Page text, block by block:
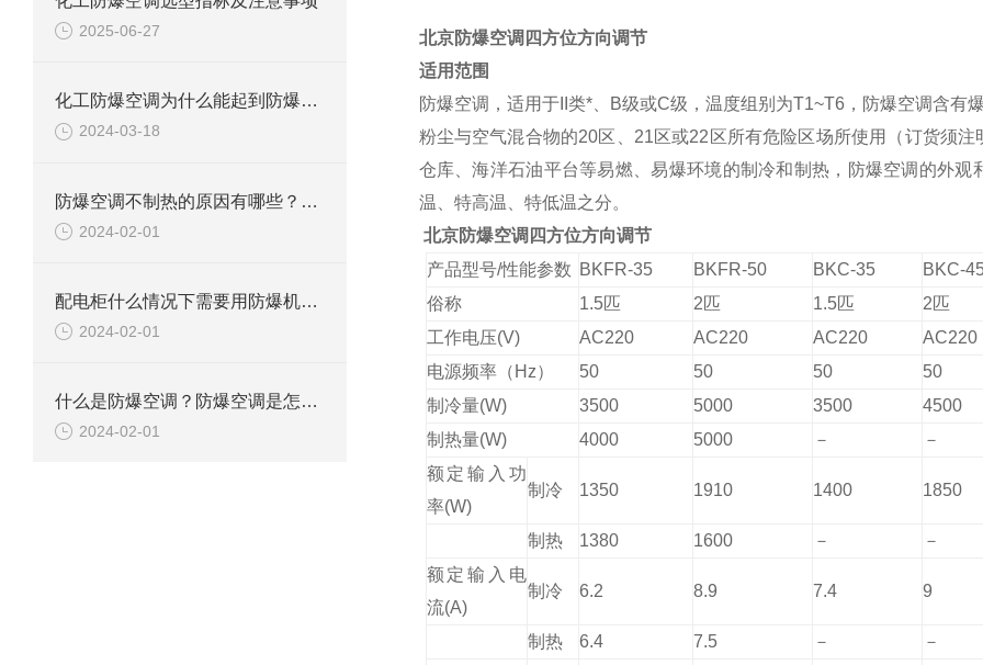
2025-06-27
化工防爆空调为什么能起到防爆作用？
2024-03-18
防爆空调不制热的原因有哪些？如何解决
2024-02-01
配电柜什么情况下需要用防爆机柜空调？
2024-02-01
什么是防爆空调？防爆空调是怎么防爆的？
2024-02-01
北京防爆空调四方位方向调节
适用范围
防爆空调，适用于II类*、B级或C级，温度组别为T1~T6，防爆空调含
粉尘与空气混合物的20区、21区或22区所有危险区场所使用（订货须
仓库、海洋石油平台等易燃、易爆环境的制冷和制热，防爆空调的外
温、特高温、特低温之分。
北京防爆空调四方位方向调节
产品型号/性能参数 BKFR-35 BKFR-50 BKC-35
BKC-
俗称
1.5匹 2匹 1.5匹
2匹
工作电压(V)
AC220 AC220 AC220
AC220
电源频率（Hz）
50 50 50
50
制冷量(W)
3500 5000 3500
4500
制热量(W)
4000 5000 －
－
额定输入功
率(W)
制冷 1350 1910 1400 1850
制热 1380 1600 －
－
额定输入电
流(A)
制冷 6.2 8.9 7.4 9
制热 6.4 7.5 －
－